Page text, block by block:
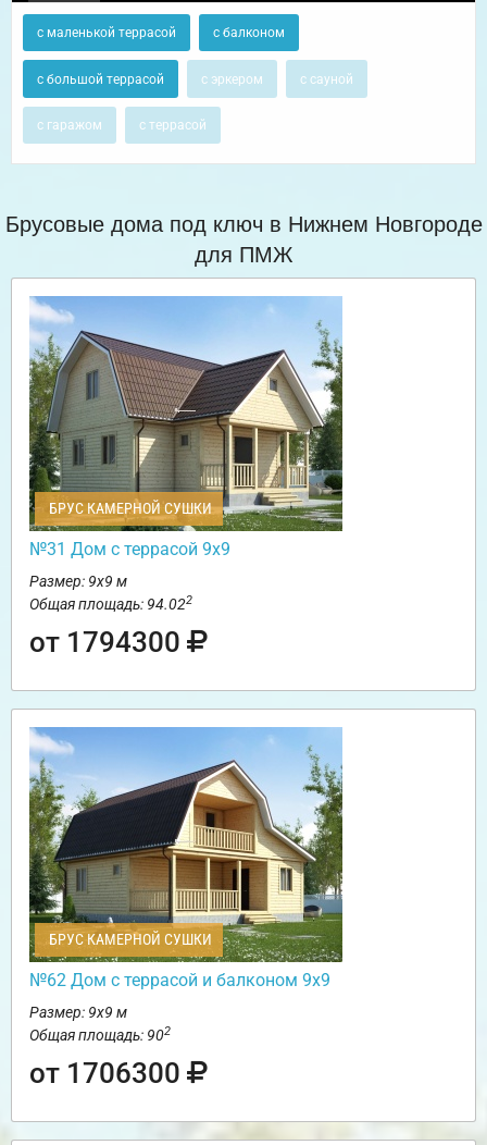
с маленькой террасой с балконом
с большой террасой с эркером с сауной
с гаражом с террасой
Брусовые дома под ключ в Нижнем Новгороде
для ПМЖ
БРУС КАМЕРНОЙ СУШКИ
№31 Дом с террасой 9х9
Размер: 9х9 м
Общая площадь: 94.022
от 1794300
БРУС КАМЕРНОЙ СУШКИ
№62 Дом c террасой и балконом 9х9
Размер: 9х9 м
Общая площадь: 902
от 1706300